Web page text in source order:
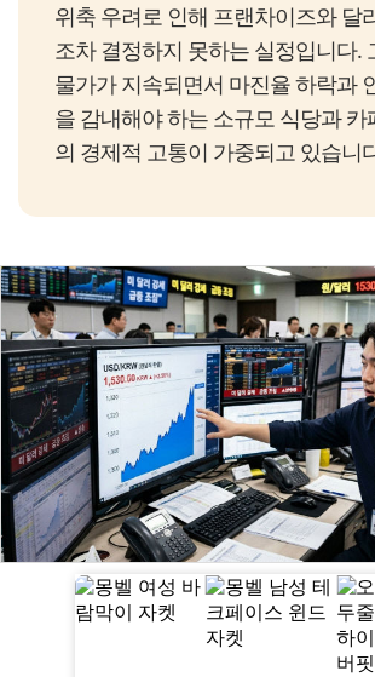
위축 우려로 인해 프랜차이즈와 달
조차 결정하지 못하는 실정입니다.
물가가 지속되면서 마진율 하락과
을 감내해야 하는 소규모 식당과 카
의 경제적 고통이 가중되고 있습니